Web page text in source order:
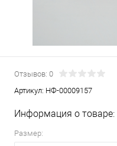
Отзывов: 0
Артикул: НФ-00009157
Информация о товаре:
Размер: